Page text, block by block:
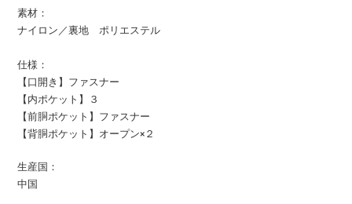
素材：
ナイロン／裏地 ポリエステル
仕様：
【口開き】ファスナー
【内ポケット】３
【前胴ポケット】ファスナー
【背胴ポケット】オープン×２
生産国：
中国